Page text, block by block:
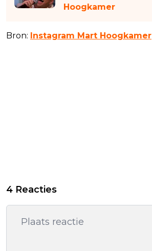
Hoogkamer
Bron: Instagram Mart Hoogkamer
4 Reacties